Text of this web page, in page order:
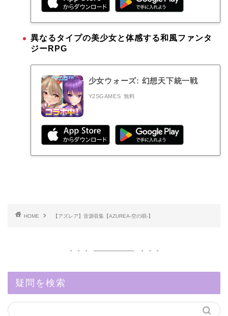
異なるタイプの美少女と体感する和風ファンタ
ジーRPG
少女ウォーズ: 幻想天下統一戦
Y2SGAMES 無料
HOME 【アズレア】音源収集【AZUREA-空の唄-】
疑問を検索